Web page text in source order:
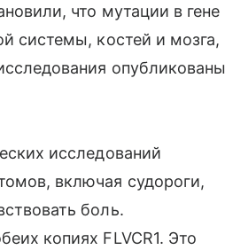
что мутации в гене
системы, костей и мозга,
опубликованы
исследований
включая судороги,
боль.
копиях FLVCR1. Это